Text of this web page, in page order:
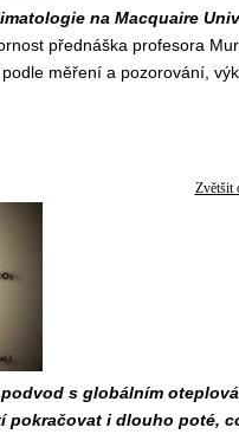
na Macquaire
přednáška profesora
měření a pozorování,
Zvětšit
s globálním
pokračovat i dlouho poté,